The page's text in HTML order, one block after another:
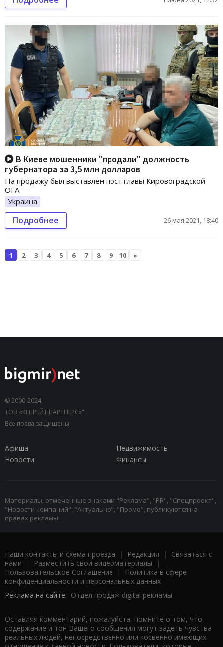
В Киеве мошенники "продали" должность
губернатора за 3,5 млн долларов
На продажу был выставлен пост главы Кировоградской
ОГА
Украина
Подробнее 26 мая 2021, 18:40
1 2 3 4 5 6 7 8 9 10 »
© 2000-2024,
ТОВ «КЕПРЕЙТ ПАРТНЕРС»".
Все права защищены.
Афиша
Недвижимость
Новости
Финансы
Материалы, отмеченные знаками "Реклама", "PR", "Спецпроект",
"Новости компаний", "Актуально", "Промо", публикуются на
правах рекламы.
Наши контакты и схема проезда | Редакция | Связаться с
нами | Разместить свои видеоматериалы |
Пользовательское Соглашение |
Политика в сфере
конфиденциальности и персональных данных
Реклама на сайте: Отдел продаж digital рекламы
Оставляя комментарий, пожалуйста, помните о том, что
содержание и тон Вашего сообщения могут задеть чувства
реальных людей, непосредственно или косвенно имеющих